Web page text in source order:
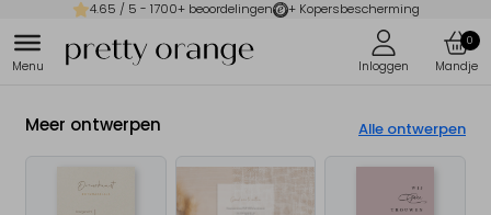
4.65 / 5 - 1700+ beoordelingen + Kopersbescherming
0
Meer ontwerpen Alle ontwerpen